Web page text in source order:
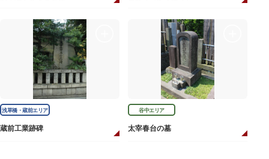
浅草橋・蔵前エリア
蔵前工業跡碑
谷中エリア
太宰春台の墓